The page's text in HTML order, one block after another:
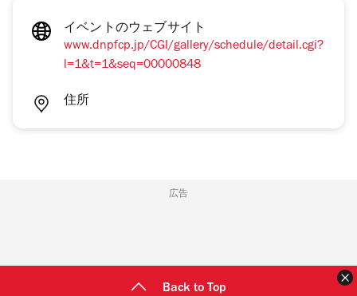
イベントのウェブサイト
www.dnpfcp.jp/CGI/gallery/schedule/detail.cgi?
l=1&t=1&seq=00000848
住所
広告
Back to Top